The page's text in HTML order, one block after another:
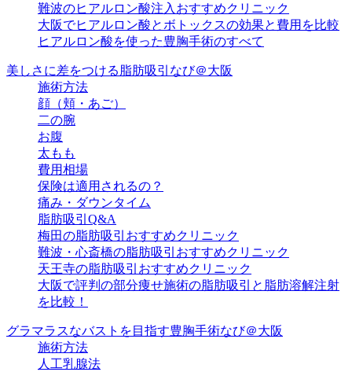
難波のヒアルロン酸注入おすすめクリニック
大阪でヒアルロン酸とボトックスの効果と費用を比較
ヒアルロン酸を使った豊胸手術のすべて
美しさに差をつける脂肪吸引なび＠大阪
施術方法
顔（頬・あご）
二の腕
お腹
太もも
費用相場
保険は適用されるの？
痛み・ダウンタイム
脂肪吸引Q&A
梅田の脂肪吸引おすすめクリニック
難波・心斎橋の脂肪吸引おすすめクリニック
天王寺の脂肪吸引おすすめクリニック
大阪で評判の部分痩せ施術の脂肪吸引と脂肪溶解注射
を比較！
グラマラスなバストを目指す豊胸手術なび＠大阪
施術方法
人工乳腺法